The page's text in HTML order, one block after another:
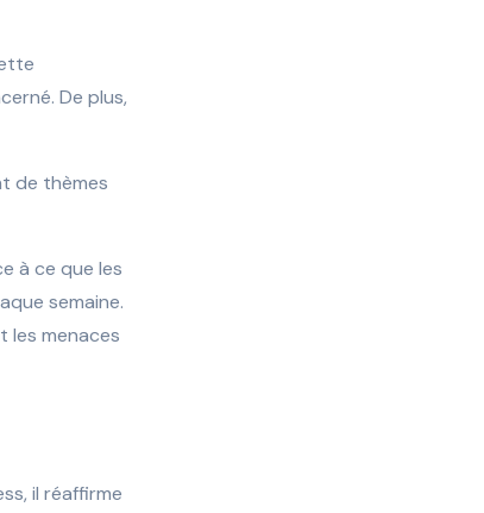
De plus,
de thèmes
à ce que les
semaine.
les menaces
il réaffirme